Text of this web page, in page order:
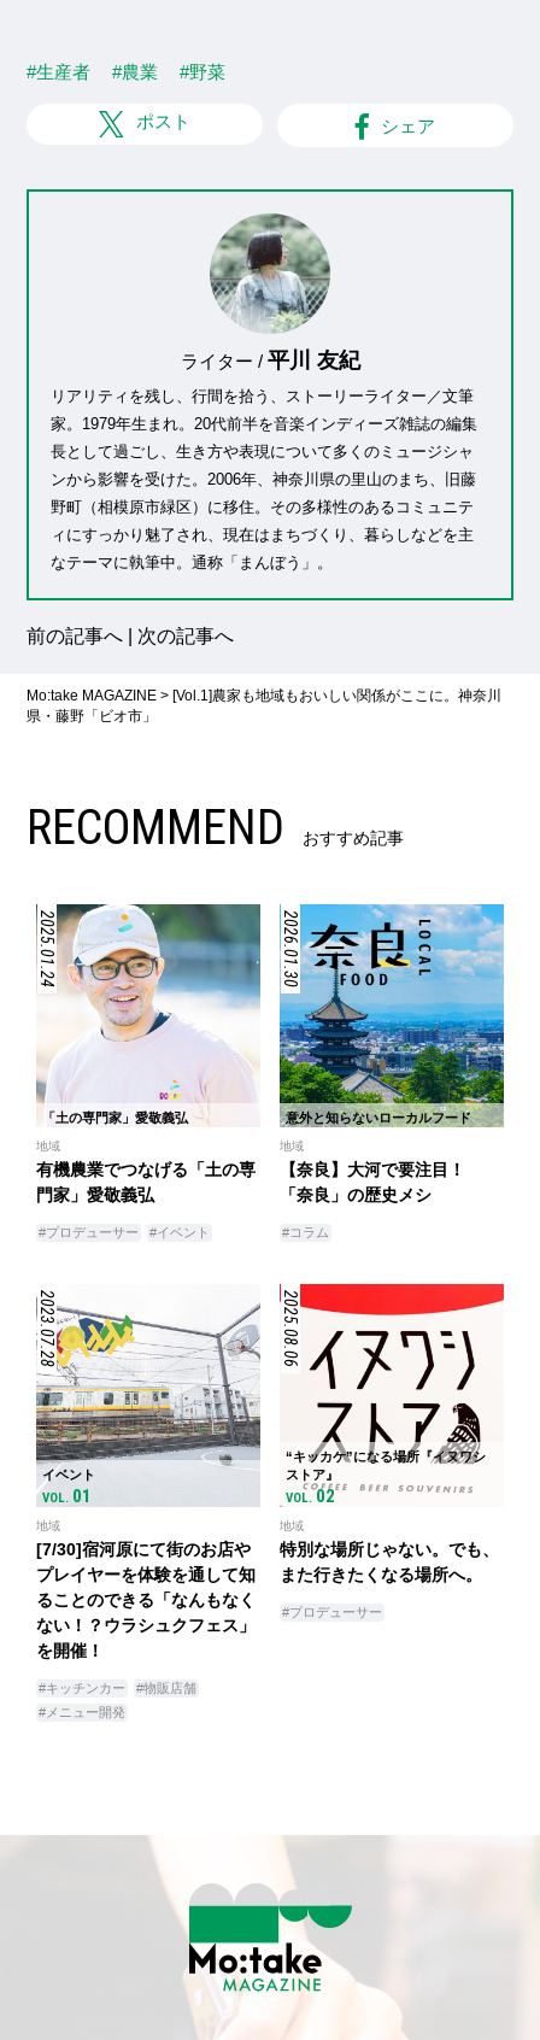
#生産者 #農業 #野菜
ポスト シェア
ライター / 平川 友紀
リアリティを残し、行間を拾う、ストーリーライター／文筆
家。1979年生まれ。20代前半を音楽インディーズ雑誌の編集
長として過ごし、生き方や表現について多くのミュージシャ
ンから影響を受けた。2006年、神奈川県の里山のまち、旧藤
野町（相模原市緑区）に移住。その多様性のあるコミュニテ
ィにすっかり魅了され、現在はまちづくり、暮らしなどを主
なテーマに執筆中。通称「まんぼう」。
前の記事へ 次の記事へ
Mo:take MAGAZINE >[Vol.1]農家も地域もおいしい関係がここに。神奈川
県・藤野「ビオ市」
RECOMMEND おすすめ記事
2025.01.24
「土の専門家」愛敬義弘
地域
有機農業でつなげる「土の専
門家」愛敬義弘
#プロデューサー #イベント
2026.01.30
意外と知らないローカルフード
地域
【奈良】大河で要注目！
「奈良」の歴史メシ
#コラム
2023.07.28
イベント
VOL. 01
地域
[7/30]宿河原にて街のお店や
プレイヤーを体験を通して知
ることのできる「なんもなく
ない！？ウラシュクフェス」
を開催！
#キッチンカー
#物販店舗
#メニュー開発
2025.08.06
“キッカケ”になる場所『イヌワシ
ストア』
VOL. 02
地域
特別な場所じゃない。でも、
また行きたくなる場所へ。
#プロデューサー